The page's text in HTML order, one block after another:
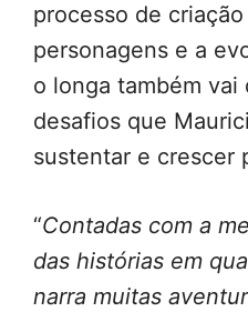
processo de
personagens e a
o longa também vai
desafios que
sustentar e crescer
“Contadas com a
das histórias em
narra muitas